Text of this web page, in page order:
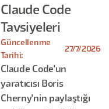
Claude Code
Tavsiyeleri
Güncellenme
Tarihi:
27/7/2026
Claude Code'un
yaratıcısı Boris
Cherny'nin paylaştığı